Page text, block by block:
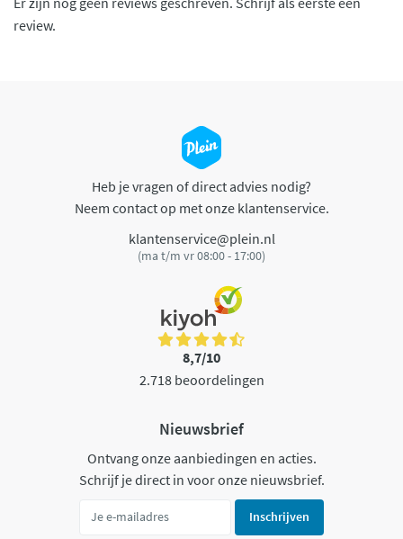
review.
Heb je vragen of direct advies nodig?
Neem contact op met onze klantenservice.
klantenservice@plein.nl
(ma t/m vr 08:00 - 17:00)
8,7/10
2.718 beoordelingen
Nieuwsbrief
Ontvang onze aanbiedingen en acties.
Schrijf je direct in voor onze nieuwsbrief.
Inschrijven